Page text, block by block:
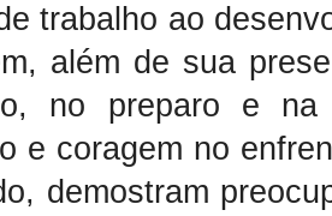
trabalho ao
além de sua
no preparo e
e coragem no
demostram